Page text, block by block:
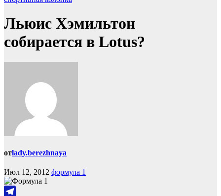
Льюис Хэмильтон
собирается в Lotus?
отlady.berezhnaya
Июл 12, 2012 формула 1